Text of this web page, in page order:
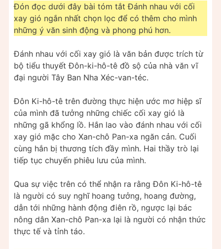
Đón đọc dưới đây bài tóm tắt Đánh nhau với cối
xay gió ngắn nhất chọn lọc để có thêm cho mình
những ý văn sinh động và phong phú hơn.
Đánh nhau với cối xay gió là văn bản được trích từ
bộ tiểu thuyết Đôn-ki-hô-tê đồ sộ của nhà văn vĩ
đại người Tây Ban Nha Xéc-van-téc.
Đôn Ki-hô-tê trên đường thực hiện ước mơ hiệp sĩ
của mình đã tưởng những chiếc cối xay gió là
những gã khổng lồ. Hắn lao vào đánh nhau với cối
xay gió mặc cho Xan-chô Pan-xa ngăn cản. Cuối
cùng hắn bị thương tích đầy mình. Hai thầy trò lại
tiếp tục chuyến phiêu lưu của mình.
Qua sự việc trên có thể nhận ra rằng Đôn Ki-hô-tê
là người có suy nghĩ hoang tưởng, hoang đường,
dẫn tới những hành động điên rồ, ngược lại bác
nông dân Xan-chô Pan-xa lại là người có nhận thức
thực tế và tỉnh táo.